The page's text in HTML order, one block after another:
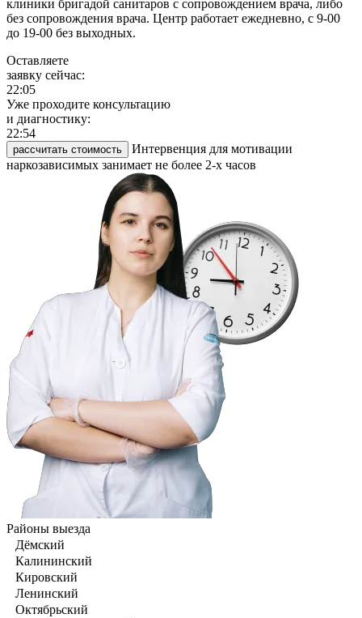
клиники бригадой санитаров с сопровождением врача, либо
без сопровождения врача. Центр работает ежедневно, с 9-00
до 19-00 без выходных.
Оставляете
заявку сейчас:
22:05
Уже проходите консультацию
и диагностику:
22:54
рассчитать стоимость
Интервенция для мотивации
наркозависимых занимает не более 2-х часов
Районы выезда
Дёмский
Калининский
Кировский
Ленинский
Октябрьский